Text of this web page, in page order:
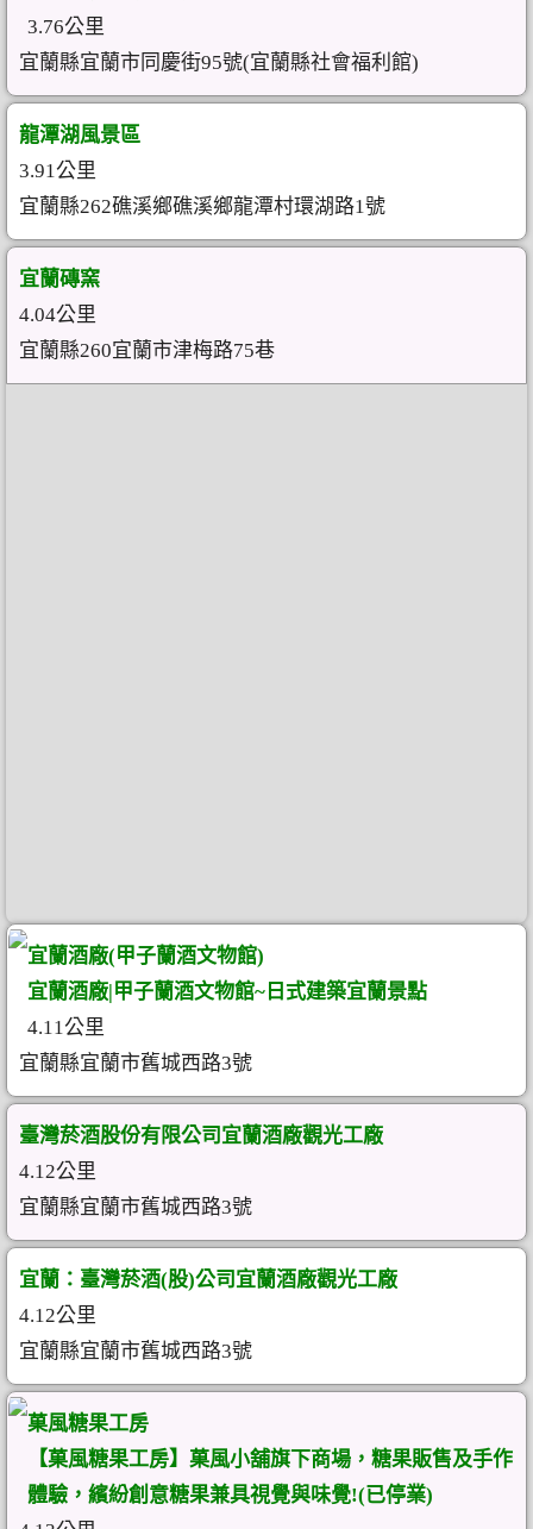
3.76公里
宜蘭縣宜蘭市同慶街95號(宜蘭縣社會福利館)
龍潭湖風景區
3.91公里
宜蘭縣262礁溪鄉礁溪鄉龍潭村環湖路1號
宜蘭磚窯
4.04公里
宜蘭縣260宜蘭市津梅路75巷
宜蘭酒廠(甲子蘭酒文物館)
宜蘭酒廠|甲子蘭酒文物館~日式建築宜蘭景點
4.11公里
宜蘭縣宜蘭市舊城西路3號
臺灣菸酒股份有限公司宜蘭酒廠觀光工廠
4.12公里
宜蘭縣宜蘭市舊城西路3號
宜蘭：臺灣菸酒(股)公司宜蘭酒廠觀光工廠
4.12公里
宜蘭縣宜蘭市舊城西路3號
菓風糖果工房
【菓風糖果工房】菓風小舖旗下商場，糖果販售及手作
體驗，繽紛創意糖果兼具視覺與味覺!(已停業)